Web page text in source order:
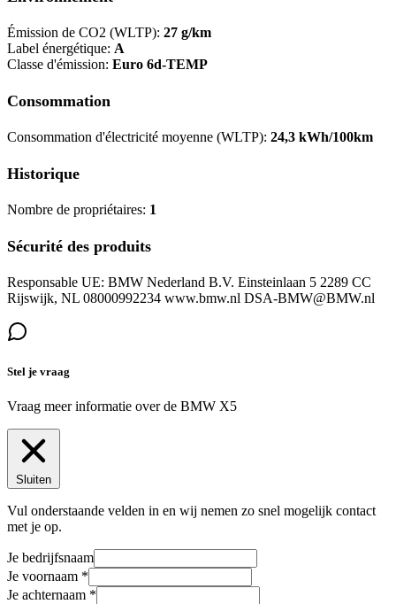
Émission de CO2 (WLTP): 27 g/km
Label énergétique: A
Classe d'émission: Euro 6d-TEMP
Consommation
Consommation d'électricité moyenne (WLTP): 24,3 kWh/100km
Historique
Nombre de propriétaires: 1
Sécurité des produits
Responsable UE: BMW Nederland B.V. Einsteinlaan 5 2289 CC
Rijswijk, NL 08000992234 www.bmw.nl DSA-BMW@BMW.nl
Stel je vraag
Vraag meer informatie over de BMW X5
Sluiten
Vul onderstaande velden in en wij nemen zo snel mogelijk contact
met je op.
Je bedrijfsnaam
Je voornaam
Je achternaam